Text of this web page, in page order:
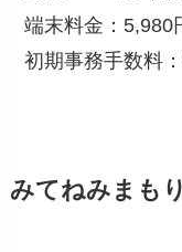
端末料金：5,980
初期事務手数料
みてねみまも